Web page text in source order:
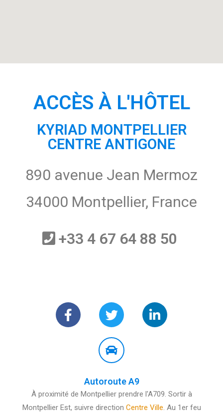
ACCÈS À L'HÔTEL
KYRIAD MONTPELLIER
CENTRE ANTIGONE
890 avenue Jean Mermoz
34000 Montpellier, France
+33 4 67 64 88 50 ​
Autoroute A9
À proximité de Montpellier prendre l'A709. Sortir à
Montpellier Est, suivre direction Centre Ville. Au 1er feu